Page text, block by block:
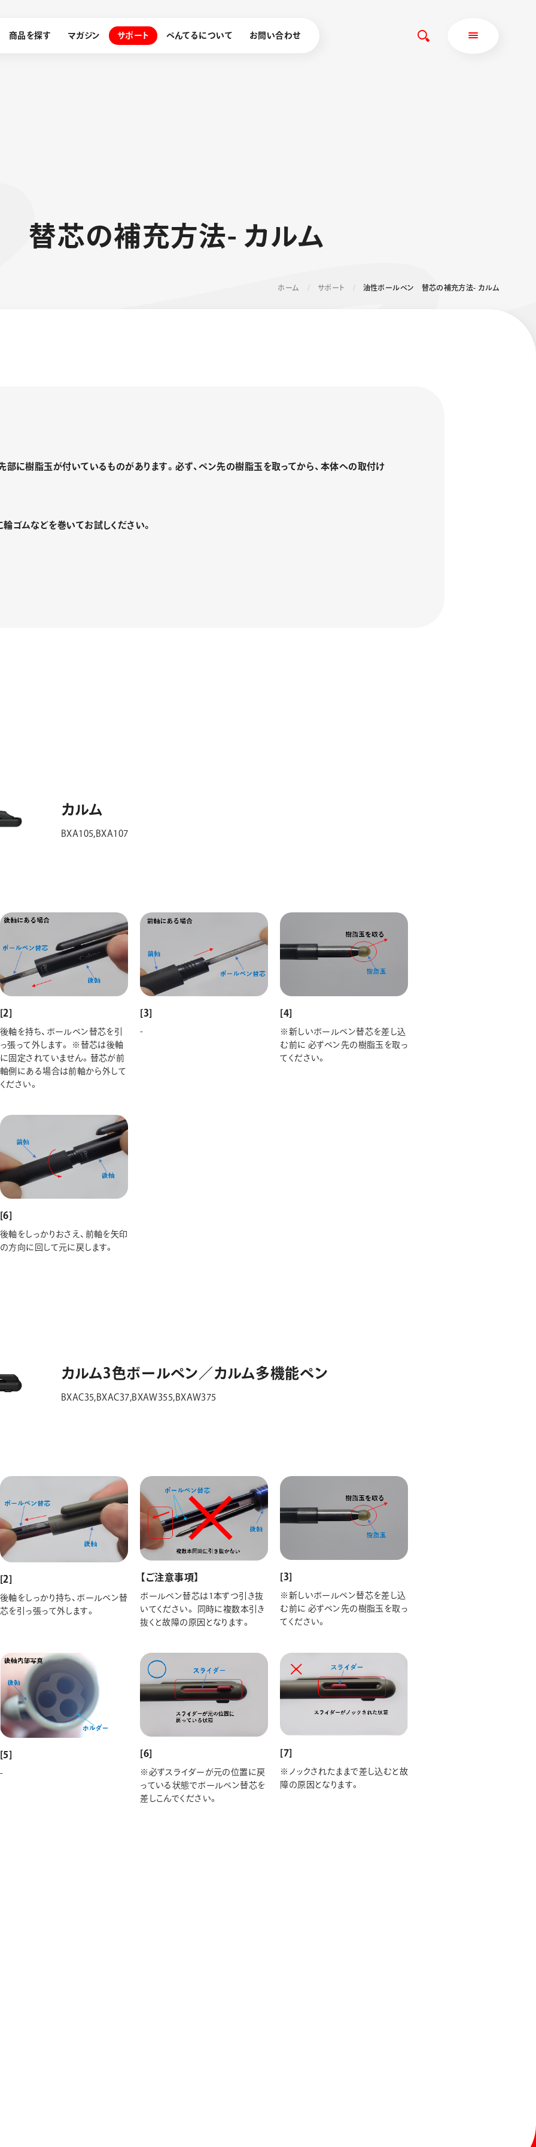
商品を探す マガジン サポート ぺんてるについて お問い合わせ
運営会社
替芯の補充方法- カルム
ホーム サポート 油性ボールペン 替芯の補充方法- カルム
先部に樹脂玉が付いているものがあります。必ず、ペン先の樹脂玉を取ってから、本体への取付け
輪ゴムなどを巻いてお試しください。
カルム
BXA105,BXA107
[2]
後軸を持ち、ボールペン替芯を引
っ張って外します。 ※替芯は後軸
に固定されていません。替芯が前
軸側にある場合は前軸から外して
ください。
[3]
-
[4]
※新しいボールペン替芯を差し込
む前に 必ずペン先の樹脂玉を取っ
てください。
[6]
後軸をしっかりおさえ、前軸を矢印
の方向に回して元に戻します。
カルム3色ボールペン／カルム多機能ペン
BXAC35,BXAC37,BXAW355,BXAW375
[2]
後軸をしっかり持ち、ボールペン替
芯を引っ張って外します。
【ご注意事項】
ボールペン替芯は1本ずつ引き抜
いてください。 同時に複数本引き
抜くと故障の原因となります。
[3]
※新しいボールペン替芯を差し込
む前に 必ずペン先の樹脂玉を取っ
てください。
[5]
-
[6]
※必ずスライダーが元の位置に戻
っている状態でボールペン替芯を
差しこんでください。
[7]
※ノックされたままで差し込むと故
障の原因となります。